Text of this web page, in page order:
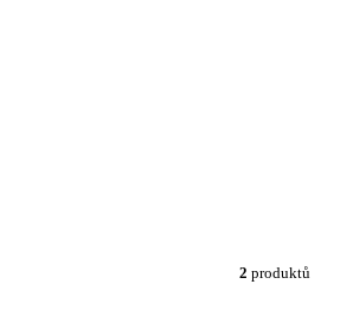
2 produktů